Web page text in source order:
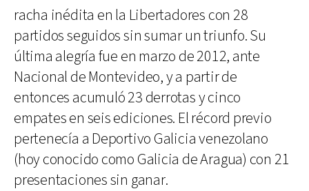
racha inédita en la Libertadores con 28
partidos seguidos sin sumar un triunfo. Su
última alegría fue en marzo de 2012, ante
Nacional de Montevideo, y a partir de
entonces acumuló 23 derrotas y cinco
empates en seis ediciones. El récord previo
pertenecía a Deportivo Galicia venezolano
(hoy conocido como Galicia de Aragua) con 21
presentaciones sin ganar.